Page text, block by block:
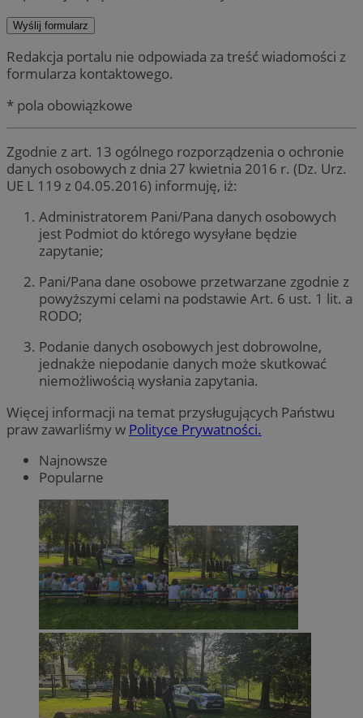
Redakcja portalu nie odpowiada za treść wiadomości z
formularza kontaktowego.
* pola obowiązkowe
Zgodnie z art. 13 ogólnego rozporządzenia o ochronie
danych osobowych z dnia 27 kwietnia 2016 r. (Dz. Urz.
UE L 119 z 04.05.2016) informuję, iż:
Administratorem Pani/Pana danych osobowych
jest Podmiot do którego wysyłane będzie
zapytanie;
Pani/Pana dane osobowe przetwarzane zgodnie z
powyższymi celami na podstawie Art. 6 ust. 1 lit. a
RODO;
Podanie danych osobowych jest dobrowolne,
jednakże niepodanie danych może skutkować
niemożliwością wysłania zapytania.
Więcej informacji na temat przysługujących Państwu
praw zawarliśmy w Polityce Prywatności.
Najnowsze
Popularne